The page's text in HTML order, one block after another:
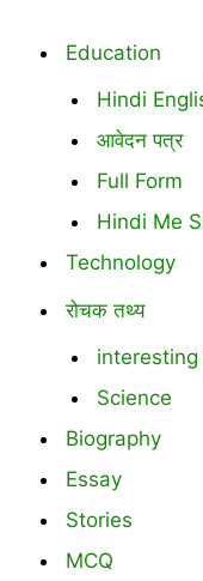
Education
Hindi
आवेदन पत्र
Full Form
Hindi Me
Technology
रोचक तथ्य
interesting
Science
Biography
Essay
Stories
MCQ